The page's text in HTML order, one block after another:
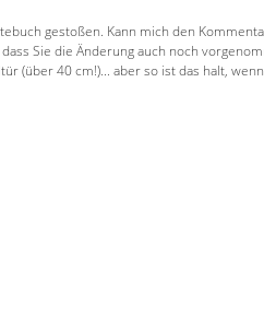
gestoßen. Kann mich den
Sie die Änderung auch noch
(über 40 cm!)... aber so ist das halt,